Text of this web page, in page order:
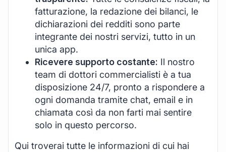
fatturazione, la redazione dei bilanci, le
dichiarazioni dei redditi sono parte
integrante dei nostri servizi, tutto in un
unica app.
Ricevere supporto costante: Il nostro
team di dottori commercialisti è a tua
disposizione 24/7, pronto a rispondere a
ogni domanda tramite chat, email e in
chiamata così da non farti mai sentire
solo in questo percorso.
Qui troverai tutte le informazioni di cui hai